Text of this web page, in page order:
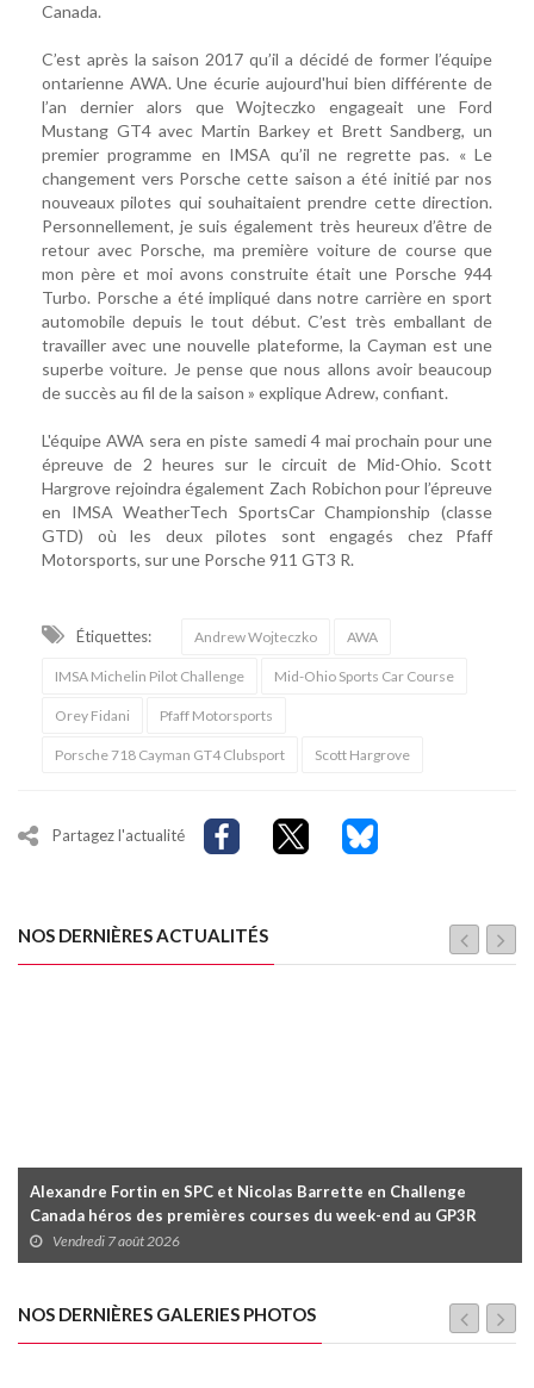
Canada.
C’est après la saison 2017 qu’il a décidé de former l’équipe
ontarienne AWA. Une écurie aujourd'hui bien différente de
l’an dernier alors que Wojteczko engageait une Ford
Mustang GT4 avec Martin Barkey et Brett Sandberg, un
premier programme en IMSA qu’il ne regrette pas. « Le
changement vers Porsche cette saison a été initié par nos
nouveaux pilotes qui souhaitaient prendre cette direction.
Personnellement, je suis également très heureux d’être de
retour avec Porsche, ma première voiture de course que
mon père et moi avons construite était une Porsche 944
Turbo. Porsche a été impliqué dans notre carrière en sport
automobile depuis le tout début. C’est très emballant de
travailler avec une nouvelle plateforme, la Cayman est une
superbe voiture. Je pense que nous allons avoir beaucoup
de succès au fil de la saison » explique Adrew, confiant.
L'équipe AWA sera en piste samedi 4 mai prochain pour une
épreuve de 2 heures sur le circuit de Mid-Ohio. Scott
Hargrove rejoindra également Zach Robichon pour l’épreuve
en IMSA WeatherTech SportsCar Championship (classe
GTD) où les deux pilotes sont engagés chez Pfaff
Motorsports, sur une Porsche 911 GT3 R.
Étiquettes: Andrew Wojteczko AWA
IMSA Michelin Pilot Challenge Mid-Ohio Sports Car Course
Orey Fidani Pfaff Motorsports
Porsche 718 Cayman GT4 Clubsport Scott Hargrove
Partagez l'actualité
NOS DERNIÈRES ACTUALITÉS
Alexandre Fortin en SPC et Nicolas Barrette en Challenge
Canada héros des premières courses du week-end au GP3R
Vendredi 7 août 2026
NOS DERNIÈRES GALERIES PHOTOS